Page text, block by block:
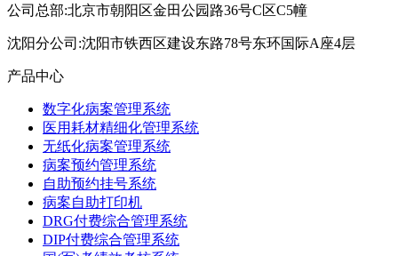
公司总部:北京市朝阳区金田公园路36号C区C5幢
沈阳分公司:沈阳市铁西区建设东路78号东环国际A座4层
产品中心
数字化病案管理系统
医用耗材精细化管理系统
无纸化病案管理系统
病案预约管理系统
自助预约挂号系统
病案自助打印机
DRG付费综合管理系统
DIP付费综合管理系统